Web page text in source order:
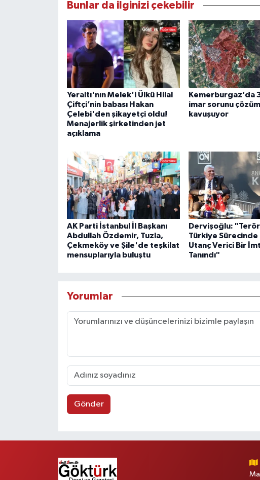
Bunlar da ilginizi çekebilir
Yeraltı'nın Melek'i Ülkü Hilal
Çiftçi’nin babası Hakan
Çelebi'den şikayetçi oldu!
Menajerlik şirketinden jet
açıklama
Kemerburgaz’da
imar sorunu
kavuşuyor
AK Parti İstanbul İl Başkanı
Abdullah Özdemir, Tuzla,
Çekmeköy ve Şile'de teşkilat
mensuplarıyla buluştu
Dervişoğlu:
Türkiye
Utanç Verici Bir
Tanındı"
Yorumlar
Gönder